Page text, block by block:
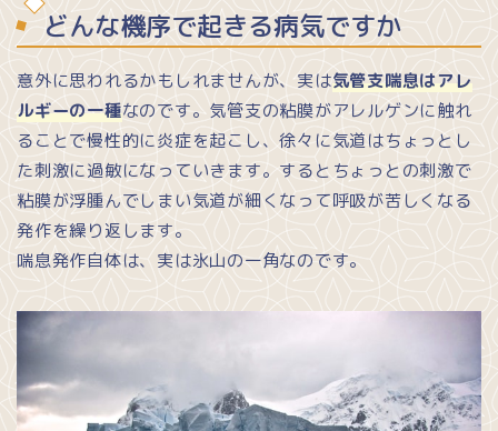
どんな機序で起きる病気ですか
意外に思われるかもしれませんが、実は気管支喘息はアレ
ルギーの一種なのです。気管支の粘膜がアレルゲンに触れ
ることで慢性的に炎症を起こし、徐々に気道はちょっとし
た刺激に過敏になっていきます。するとちょっとの刺激で
粘膜が浮腫んでしまい気道が細くなって呼吸が苦しくなる
発作を繰り返します。
喘息発作自体は、実は氷山の一角なのです。